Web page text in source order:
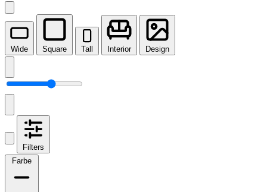
Wide Square Tall Interior Design
Filters
Farbe